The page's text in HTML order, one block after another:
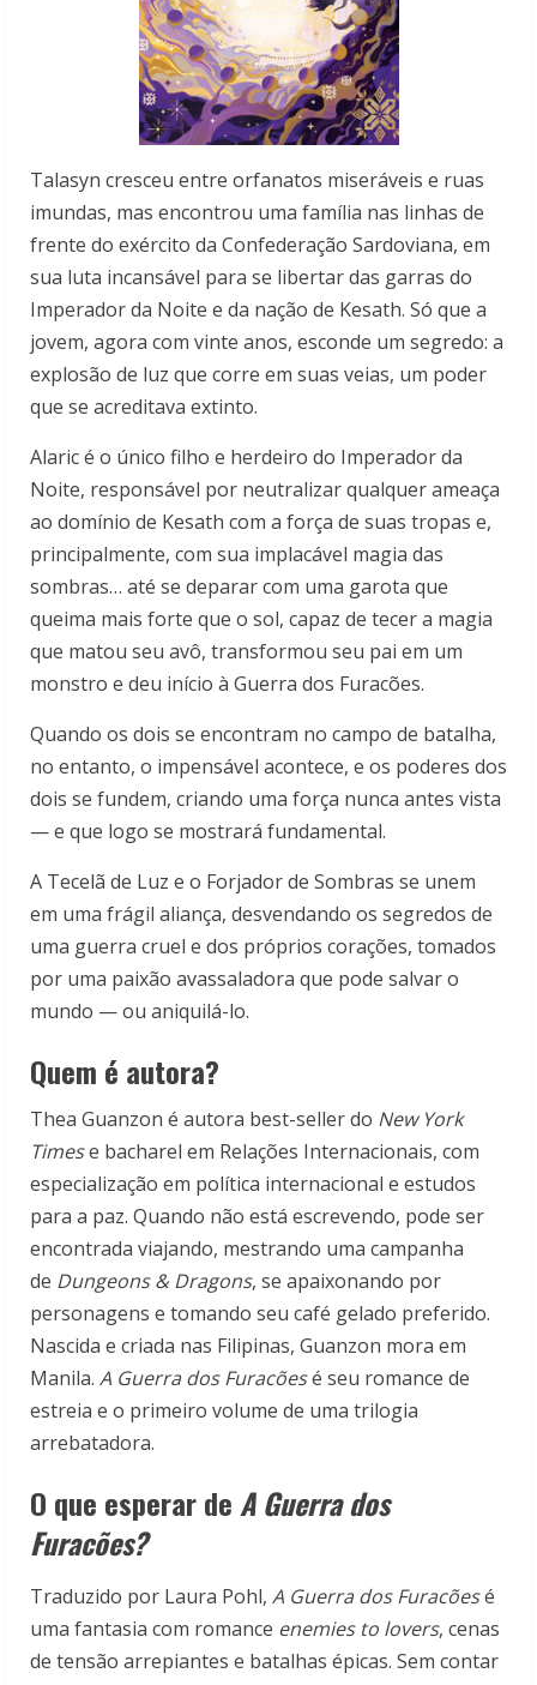
Talasyn cresceu entre orfanatos miseráveis e ruas
imundas, mas encontrou uma família nas linhas de
frente do exército da Confederação Sardoviana, em
sua luta incansável para se libertar das garras do
Imperador da Noite e da nação de Kesath. Só que a
jo­vem, agora com vinte anos, esconde um segredo: a
explosão de luz que corre em suas veias, um poder
que se acreditava extinto.
Alaric é o único filho e herdeiro do Imperador da
Noite, responsável por neutralizar qualquer ameaça
ao domí­nio de Kesath com a força de suas tropas e,
principalmente, com sua implacá­vel magia das
sombras… até se deparar com uma garota que
queima mais for­te que o sol, capaz de tecer a magia
que matou seu avô, transformou seu pai em um
monstro e deu início à Guerra dos Furacões.
Quando os dois se encontram no campo de batalha,
no entanto, o impensável acontece, e os poderes dos
dois se fundem, criando uma força nun­ca antes vista
— e que logo se mostrará fundamental.
A Tecelã de Luz e o Forjador de Som­bras se unem
em uma frágil aliança, des­vendando os segredos de
uma guerra cruel e dos próprios corações, toma­dos
por uma paixão avassaladora que pode salvar o
mundo — ou aniquilá-lo.
Quem é autora?
Thea Guanzon é autora best-seller do New York
Timese bacharel em Relações Internacionais, com
especialização em política internacional e estudos
para a paz. Quando não está escrevendo, pode ser
encontrada viajando, mestrando uma campanha
de Dungeons & Dragons, se apaixonando por
personagens e tomando seu café gelado preferido.
Nascida e criada nas Filipinas, Guanzon mora em
Manila. A Guerra dos Furacõesé seu romance de
estreia e o primeiro volume de uma trilogia
arrebatadora.
O que esperar deA Guerra dos
Furacões?
Traduzido por Laura Pohl, A Guerra dos Furacõesé
uma fantasia com romance enemies to lovers, cenas
de tensão arrepiantes e batalhas épicas. Sem contar